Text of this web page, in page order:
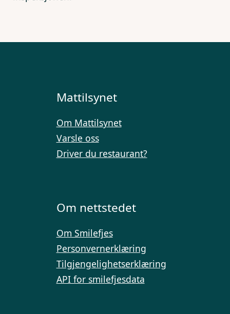
Mattilsynet
Om Mattilsynet
Varsle oss
Driver du restaurant?
Om nettstedet
Om Smilefjes
Personvernerklæring
Tilgjengelighetserklæring
API for smilefjesdata